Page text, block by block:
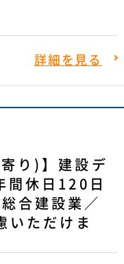
詳細を見る
り)】建設デ
間休日120日
合建設業／
いただけま